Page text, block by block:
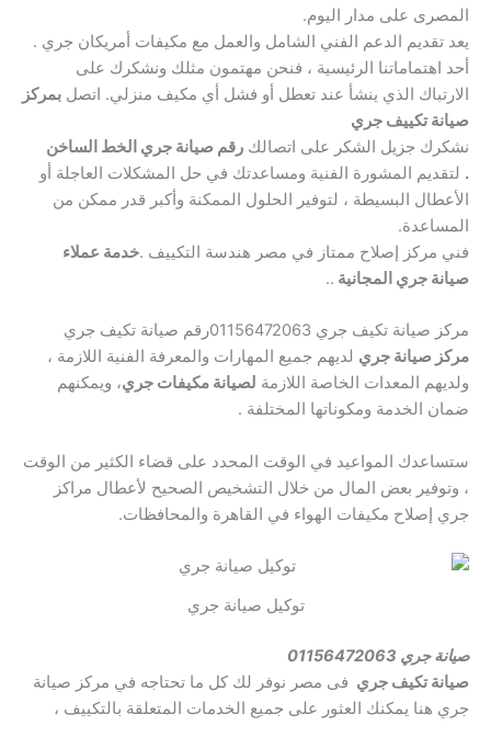
المصرى على مدار اليوم.
يعد تقديم الدعم الفني الشامل والعمل مع مكيفات أمريكان جري .
أحد اهتماماتنا الرئيسية ، فنحن مهتمون مثلك ونشكرك على
الارتباك الذي ينشأ عند تعطل أو فشل أي مكيف منزلي. اتصل بمركز
صيانة تكييف جري
نشكرك جزيل الشكر على اتصالك رقم صيانة جري الخط الساخن
. لتقديم المشورة الفنية ومساعدتك في حل المشكلات العاجلة أو
الأعطال البسيطة ، لتوفير الحلول الممكنة وأكبر قدر ممكن من
المساعدة.
فني مركز إصلاح ممتاز في مصر هندسة التكييف .خدمة عملاء
صيانة جري المجانية ..
مركز صيانة تكيف جري 01156472063رقم صيانة تكيف جري
مركز صيانة جري لديهم جميع المهارات والمعرفة الفنية اللازمة ،
ولديهم المعدات الخاصة اللازمة لصيانة مكيفات جري، ويمكنهم
ضمان الخدمة ومكوناتها المختلفة .
ستساعدك المواعيد في الوقت المحدد على قضاء الكثير من الوقت
، وتوفير بعض المال من خلال التشخيص الصحيح لأعطال مراكز
جري إصلاح مكيفات الهواء في القاهرة والمحافظات.
توكيل صيانة جري
صيانة جري 01156472063
صيانة تكيف جري فى مصر نوفر لك كل ما تحتاجه في مركز صيانة
جري هنا يمكنك العثور على جميع الخدمات المتعلقة بالتكييف ،